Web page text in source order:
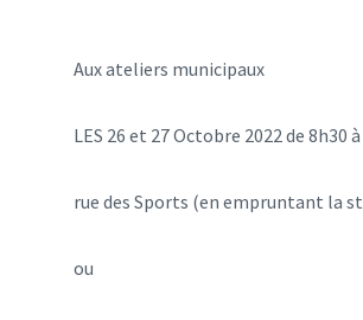
Aux ateliers municipaux
LES 26 et 27 Octobre 2022 de 8h30
rue des Sports (en empruntant la
ou